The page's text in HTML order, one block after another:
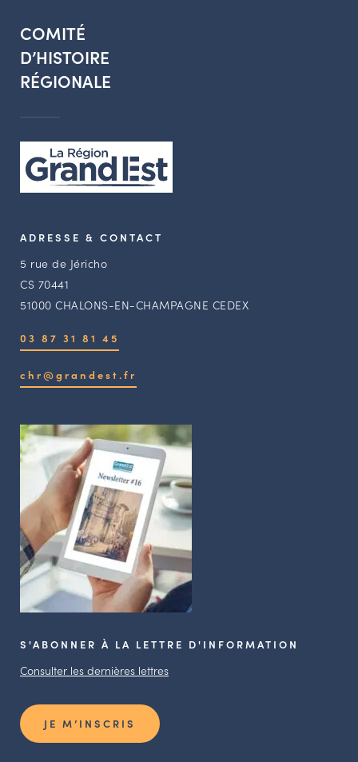
COMITÉ
D’HISTOIRE
RÉGIONALE
ADRESSE & CONTACT
5 rue de Jéricho
CS 70441
51000 CHALONS-EN-CHAMPAGNE CEDEX
03 87 31 81 45
chr@grandest.fr
S'ABONNER À LA LETTRE D'INFORMATION
Consulter les dernières lettres
JE M’INSCRIS